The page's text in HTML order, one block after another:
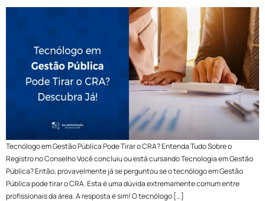
Tecnólogo em Gestão Pública Pode Tirar o CRA? Entenda Tudo Sobre o
Registro no Conselho Você concluiu ou está cursando Tecnologia em Gestão
Pública? Então, provavelmente já se perguntou se o tecnólogo em Gestão
Pública pode tirar o CRA. Esta é uma dúvida extremamente comum entre
profissionais da área. A resposta é sim! O tecnólogo […]